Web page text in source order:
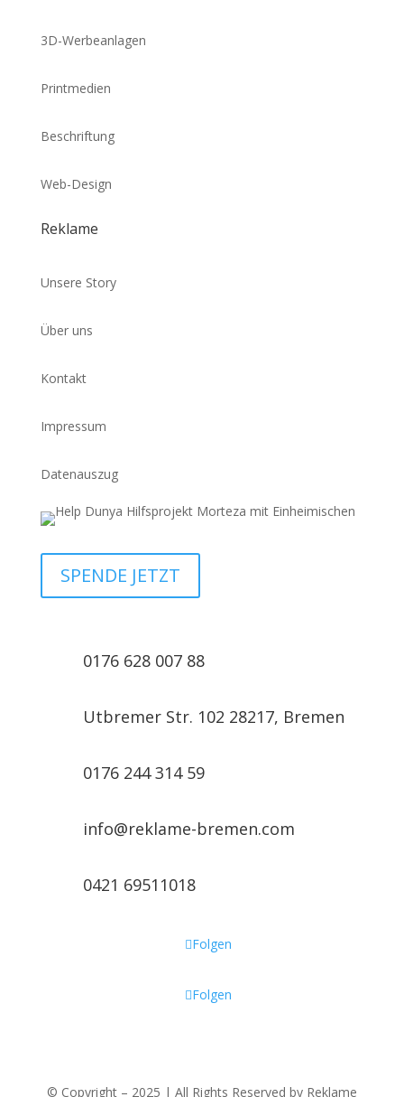
3D-Werbeanlagen
Printmedien
Beschriftung
Web-Design
Reklame
Unsere Story
Über uns
Kontakt
Impressum
Datenauszug
SPENDE JETZT
0176 628 007 88
Utbremer Str. 102 28217, Bremen
0176 244 314 59
info@reklame-bremen.com
0421 69511018
Folgen
Folgen
© Copyright – 2025 | All Rights Reserved by Reklame